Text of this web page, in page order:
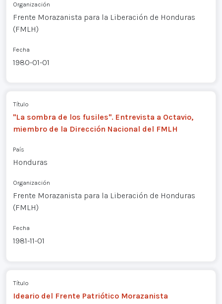
Organización
Frente Morazanista para la Liberación de Honduras
(FMLH)
Fecha
1980-01-01
Título
"La sombra de los fusiles". Entrevista a Octavio,
miembro de la Dirección Nacional del FMLH
País
Honduras
Organización
Frente Morazanista para la Liberación de Honduras
(FMLH)
Fecha
1981-11-01
Título
Ideario del Frente Patriótico Morazanista